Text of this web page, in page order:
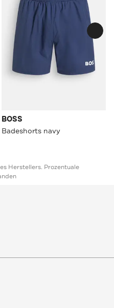
BOSS
Badeshorts navy
Herstellers. Prozentuale